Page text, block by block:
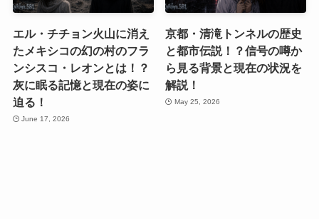
エル・チチョン火山に消え
たメキシコの幻の村のフラ
ンシスコ・レオンとは！？
灰に眠る記憶と現在の姿に
迫る！
June 17, 2026
京都・清滝トンネルの歴史
と都市伝説！？信号の噂か
ら見る背景と現在の状況を
解説！
May 25, 2026